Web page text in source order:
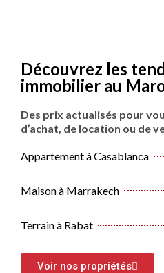
Découvrez les
immobilier au
Des prix actualisés pour
d’achat, de location ou de
Appartement à Casablanca
Maison à Marrakech
Terrain à Rabat
Voir nos propriétés